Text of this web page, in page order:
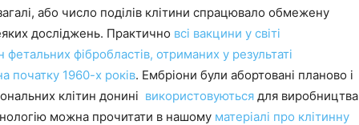
або число поділів клітини спрацювало обмежену
досліджень. Практично всі вакцини у світі
фетальних фібробластів, отриманих у результаті
початку 1960-х років. Ембріони були абортовані планово і
клітин донині використовуються для виробництва
можна прочитати в нашому матеріалі про клітинну